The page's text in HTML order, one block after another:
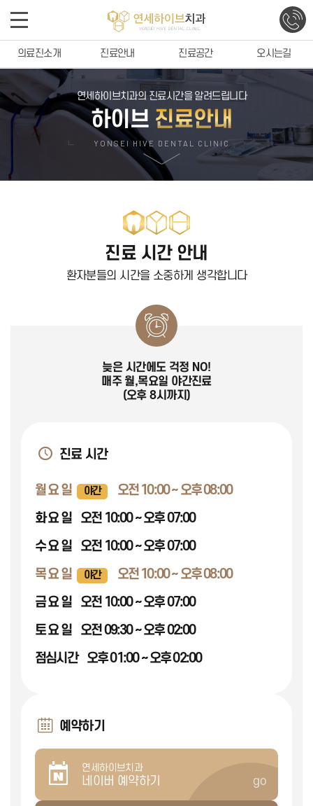
의료진소개 진료안내 진료공간 오시는길
ㄴ
연세하이브치과의 진료시간을 알려드립니다
하이브 진료안내
YONSEI HIVE DENTAL CLINIC
진료 시간 안내
환자분들의 시간을 소중하게 생각합니다
늦은 시간에도 걱정 NO!
매주 월,목요일 야간진료
(오후 8시까지)
진료 시간
월 요 일 야간
오전 10:00 ~ 오후 08:00
화 요 일
오전 10:00 ~ 오후 07:00
수 요 일
오전 10:00 ~ 오후 07:00
목 요 일
야간
오전 10:00 ~ 오후 08:00
금 요 일
오전 10:00 ~ 오후 07:00
토 요 일
오전 09:30 ~ 오후 02:00
점심시간
오후 01:00 ~ 오후 02:00
예약하기
연세하이브치과
네이버 예약하기 go